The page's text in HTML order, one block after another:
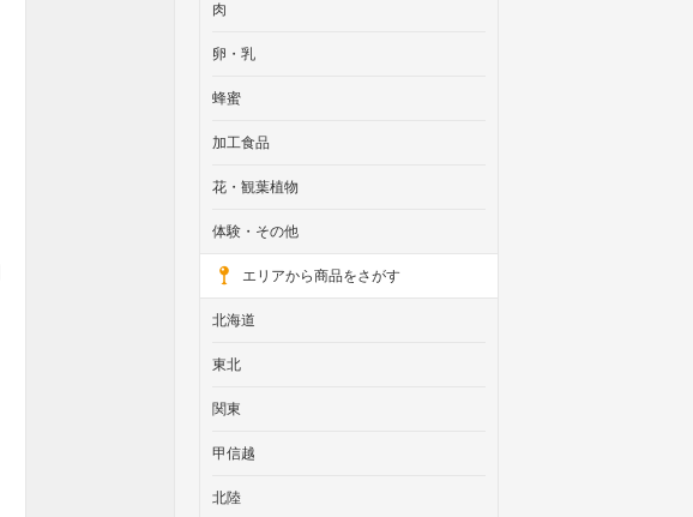
肉
卵・乳
蜂蜜
加工食品
花・観葉植物
体験・その他
エリアから商品をさがす
北海道
東北
関東
甲信越
北陸